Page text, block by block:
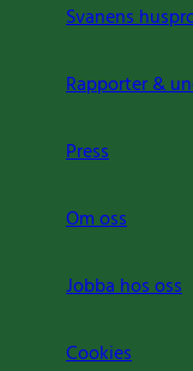
Svanens
Rapporter &
Press
Om oss
Jobba hos oss
Cookies